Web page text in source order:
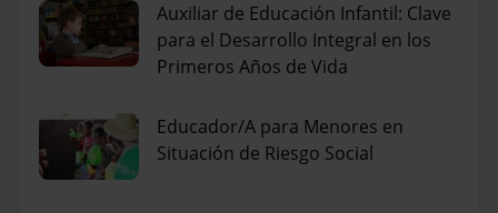
Auxiliar de Educación Infantil: Clave
para el Desarrollo Integral en los
Primeros Años de Vida
Educador/A para Menores en
Situación de Riesgo Social